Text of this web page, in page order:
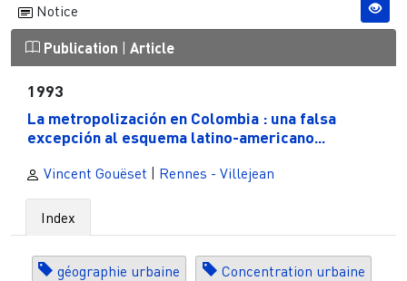
Notice
Publication | Article
1993
La metropolización en Colombia : una falsa
excepción al esquema latino-americano...
Vincent Gouëset | Rennes - Villejean
Index
géographie urbaine Concentration urbaine